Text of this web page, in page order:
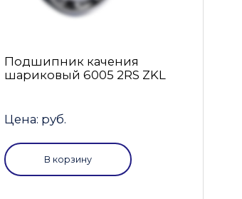
Подшипник качения
шариковый 6005 2RS ZKL
Цена: руб.
В корзину